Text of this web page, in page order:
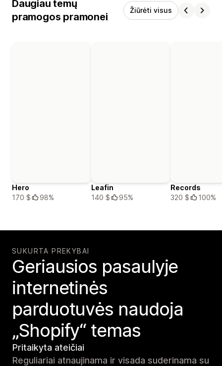
Daugiau temų
pramogos pramonei
Žiūrėti visus
Hero
170 $
98%
Leafin
140 $
95%
Records
320 $
100%
SUKURTA PREKYBAI
Geriausios pasaulyje
internetinės
parduotuvės naudoja
„Shopify“ temas
Pritaikyta ateičiai
Reguliariai atnaujinama ir visada suderinama su